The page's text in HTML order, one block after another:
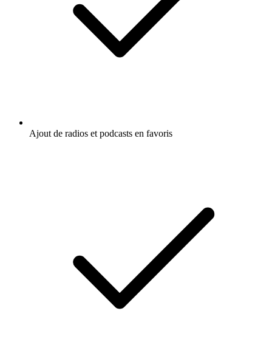
Ajout de radios et podcasts en favoris